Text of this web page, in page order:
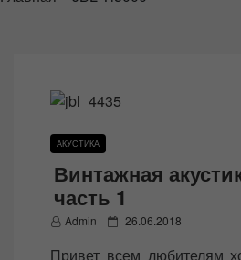
АКУСТИКА
Винтажная
часть 1
Admin
P 26.06.2018
Привет всем любителям